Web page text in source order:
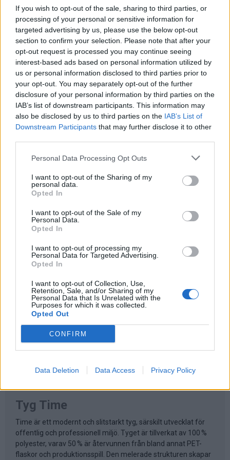
If you wish to opt-out of the sale, sharing to third parties, or
processing of your personal or sensitive information for
targeted advertising by us, please use the below opt-out
section to confirm your selection. Please note that after your
opt-out request is processed you may continue seeing
interest-based ads based on personal information utilized by
us or personal information disclosed to third parties prior to
your opt-out. You may separately opt-out of the further
disclosure of your personal information by third parties on the
IAB’s list of downstream participants. This information may
also be disclosed by us to third parties on the IAB’s List of
Downstream Participants that may further disclose it to other
Personal Data Processing Opt Outs
I want to opt-out of the Sharing of my
personal data.
Opted In
I want to opt-out of the Sale of my
Personal Data.
Opted In
I want to opt-out of processing my
Personal Data for Targeted Advertising.
Opted In
I want to opt-out of Collection, Use,
Retention, Sale, and/or Sharing of my
Personal Data that Is Unrelated with the
Purposes for which it was collected.
Opted Out
CONFIRM
Data Deletion Data Access Privacy Policy
Produktinformation.
Leveranstid:Ca 4 veckor
Sitthöjd: 43-56 cm
Total höjd: 110 cm
Bredd: 68 cm
Sittbredd: 41,5 cm
Vikt: 16,5 kg
Fakta om materialval
Tyg Time
Time är ett modernt och slitstarkt tyg, särskilt utvecklat för
offentlig och professionell miljö. Tyget är tillverkat av 100 %
polyester, varav 50 % är återvunnen från bland annat PET-
flaskor och produktionsspill. Den melerade strukturen skapar